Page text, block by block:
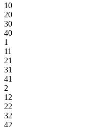
10
20
30
40
1
11
21
31
41
2
12
22
32
42